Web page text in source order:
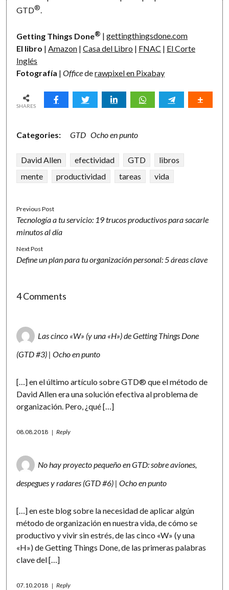
GTD®.
Getting Things Done® |gettingthingsdone.com
El libro | Amazon |Casa del Libro | FNAC | El Corte
Inglés
Fotografía |Officederawpixel en Pixabay
SHARES
Categories: GTD Ocho en punto
David Allen efectividad GTD
libros
mente
productividad tareas vida
Previous Post
Tecnología a tu servicio: 19 trucos productivos para sacarle
minutos al día
Next Post
Define un plan para tu organización personal: 5 áreas clave
4 Comments
Las cinco «W» (y una «H») de Getting Things Done
(GTD #3) | Ocho en punto
[…] en el último artículo sobre GTD® que el método de
David Allen era una solución efectiva al problema de
organización. Pero, ¿qué […]
08.08.2018 Reply
No hay proyecto pequeño en GTD: sobre aviones,
despegues y radares (GTD #6) | Ocho en punto
[…] en este blog sobre la necesidad de aplicar algún
método de organización en nuestra vida, de cómo se
productivo y vivir sin estrés, de las cinco «W» (y una
«H») de Getting Things Done, de las primeras palabras
clave del […]
07.10.2018 Reply